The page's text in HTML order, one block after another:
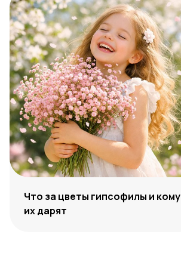
Что за цветы гипсофилы и кому
их дарят